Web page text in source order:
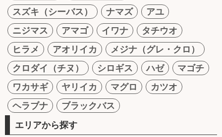
スズキ（シーバス）
ナマズ
アユ
ニジマス
アマゴ イワナ
タチウオ
ヒラメ
アオリイカ
メジナ（グレ・クロ）
クロダイ（チヌ）
シロギス ハゼ
マゴチ
ワカサギ
ヤリイカ マグロ
カツオ
ヘラブナ
ブラックバス
エリアから探す